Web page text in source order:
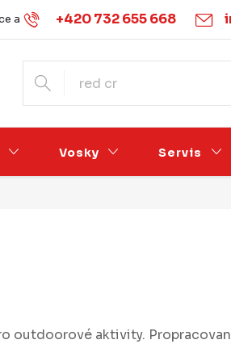
+420 732 655 668
a vrácení Obchodní podmínky
Vosky Servis
outdoorové aktivity.